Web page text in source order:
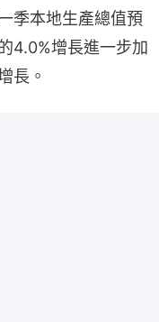
季本地生產總值預
4.0%增長進一步加
長。